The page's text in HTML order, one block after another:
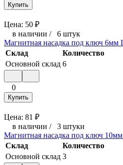
Купить
Цена: 50 ₽
в наличии / 6 штук
Магнитная насадка под ключ
Склад
Количество
Основной склад 6
0
Купить
Цена: 81 ₽
в наличии / 3 штуки
Магнитная насадка под ключ
Склад
Количество
Основной склад 3